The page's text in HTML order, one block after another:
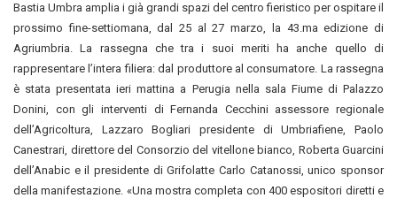
Bastia Umbra amplia i già grandi spazi del centro fieristico per ospitare il
prossimo fine-settiomana, dal 25 al 27 marzo, la 43.ma edizione di
Agriumbria. La rassegna che tra i suoi meriti ha anche quello di
rappresentare l’intera filiera: dal produttore al consumatore. La rassegna
è stata presentata ieri mattina a Perugia nella sala Fiume di Palazzo
Donini, con gli interventi di Fernanda Cecchini assessore regionale
dell’Agricoltura, Lazzaro Bogliari presidente di Umbriafiene, Paolo
Canestrari, direttore del Consorzio del vitellone bianco, Roberta Guarcini
dell’Anabic e il presidente di Grifolatte Carlo Catanossi, unico sponsor
della manifestazione. «Una mostra completa con 400 espositori diretti e